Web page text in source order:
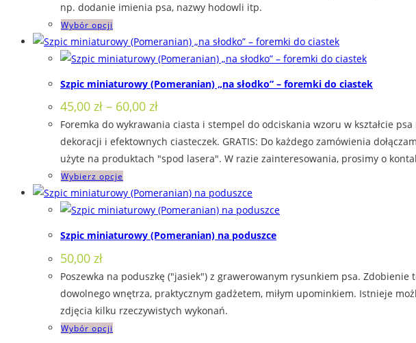
wybrać
stronie
produktu
np. dodanie imienia psa, nazwy hodowli itp.
Wybór opcji
produkt
ma
wariantów.
Opcje
można
wybrać
na
stronie
produktu
Szpic miniaturowy (Pomeranian) „na słodko” – foremki do ciastek
45,00 zł – 60,00 złZakres
cen:
od
45,00 zł
do
60,00 zł
Foremka do wykrawania ciasta i stempel do odciskania wzoru w kształcie
dekoracji i efektownych ciasteczek. GRATIS: Do każdego zamówienia
użyte na produktach "spod lasera". W razie zainteresowania, prosimy o
Wybierz opcje
produkt
ma
wariantów.
można
wybrać
na
Szpic miniaturowy (Pomeranian) na poduszce
50,00 zł
Poszewka na poduszkę ("jasiek") z grawerowanym rysunkiem psa.
dowolnego wnętrza, praktycznym gadżetem, miłym upominkiem. Istnieje
zdjęcia kilku rzeczywistych wykonań.
Wybór opcji